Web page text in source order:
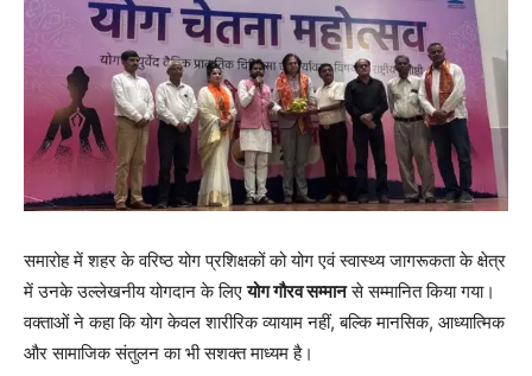
समारोह में शहर के वरिष्ठ योग प्रशिक्षकों को योग एवं स्वास्थ्य जागरूकता के क्षेत्र
में उनके उल्लेखनीय योगदान के लिएयोग गौरव सम्मानसे सम्मानित किया गया।
वक्ताओं ने कहा कि योग केवल शारीरिक व्यायाम नहीं, बल्कि मानसिक, आध्यात्मिक
और सामाजिक संतुलन का भी सशक्त माध्यम है।